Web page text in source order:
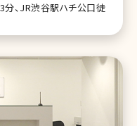
、JR渋谷駅ハチ公口徒